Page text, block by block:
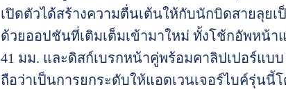
เปิดตัวได้สร้างความตื่นเต้นให้กับนักบิดสายลุยเ
ด้วยออปชันที่เติมเต็มเข้ามาใหม่ ทั้งโช้กอัพหน้
41 มม. และดิสก์เบรกหน้าคู่พร้อมคาลิปเปอร์แบบ
ถือว่าเป็นการยกระดับให้แอดเวนเจอร์ไบค์รุ่นนี้